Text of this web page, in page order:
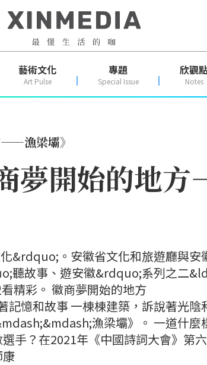
藝術文化
Art Pulse
專題
Special Issue
欣觀點
Notes
漁梁壩》
夢開始的地
&rdquo;。安徽省文化和旅遊廳與安
聽故事、遊安徽&rdquo;系列之二
精彩。 徽商夢開始的地方
憶和故事 一棟棟建築，訴說著光陰
漁梁壩》。 一道什麼
手？在2021年《中國詩詞大會》第